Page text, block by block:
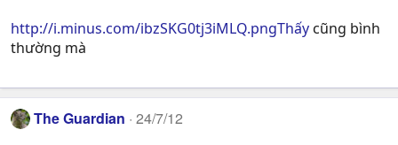
http://i.minus.com/ibzSKG0tj3iMLQ.pngThấycũng bình
thường mà
The Guardian 24/7/12